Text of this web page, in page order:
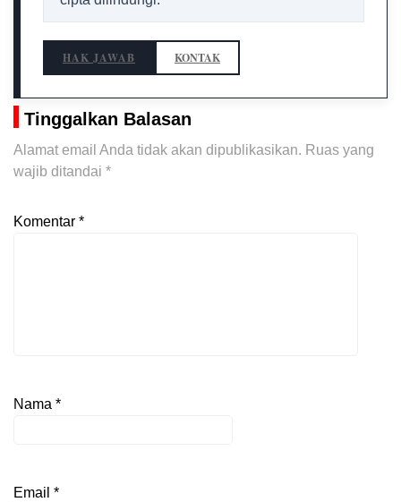
HAK JAWAB KONTAK
Tinggalkan Balasan
Alamat email Anda tidak akan dipublikasikan. Ruas yang
wajib ditandai *
Komentar *
Nama *
Email *